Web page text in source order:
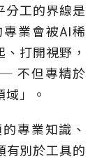
分工的界線是
業會被AI稀
打開視野，
不但專精於
」。
專業知識、
有別於工具的